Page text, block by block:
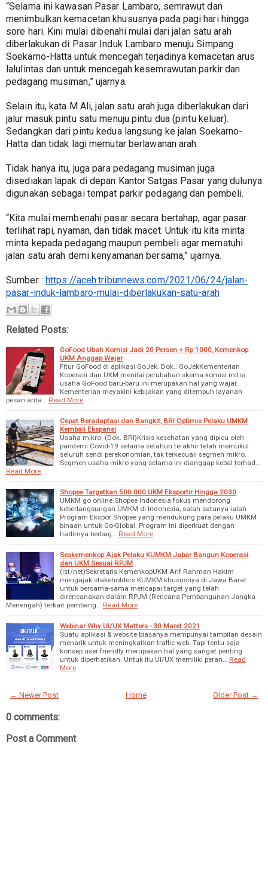
“Selama ini kawasan Pasar Lambaro, semrawut dan
menimbulkan kemacetan khususnya pada pagi hari hingga
sore hari. Kini mulai dibenahi mulai dari jalan satu arah
diberlakukan di Pasar Induk Lambaro menuju Simpang
Soekarno-Hatta untuk mencegah terjadinya kemacetan arus
lalulintas dan untuk mencegah kesemrawutan parkir dan
pedagang musiman,” ujarnya.
Selain itu, kata M Ali, jalan satu arah juga diberlakukan dari
jalur masuk pintu satu menuju pintu dua (pintu keluar).
Sedangkan dari pintu kedua langsung ke jalan Soekarno-
Hatta dan tidak lagi memutar berlawanan arah.
Tidak hanya itu, juga para pedagang musiman juga
disediakan lapak di depan Kantor Satgas Pasar yang dulunya
digunakan sebagai tempat parkir pedagang dan pembeli.
“Kita mulai membenahi pasar secara bertahap, agar pasar
terlihat rapi, nyaman, dan tidak macet. Untuk itu kita minta
minta kepada pedagang maupun pembeli agar mematuhi
jalan satu arah demi kenyamanan bersama,” ujarnya.
Sumber : https://aceh.tribunnews.com/2021/06/24/jalan-
pasar-induk-lambaro-mulai-diberlakukan-satu-arah
Related Posts:
GoFood Ubah Komisi Jadi 20 Persen + Rp 1000, Kemenkop
UKM Anggap Wajar
Fitur GoFood di aplikasi GoJek. Dok.: GoJekKementerian
Koperasi dan UKM menilai perubahan skema komisi mitra
usaha GoFood baru-baru ini merupakan hal yang wajar.
Kementerian meyakini kebijakan yang ditempuh layanan
pesan anta…
Read More
Cepat Beradaptasi dan Bangkit, BRI Optimis Pelaku UMKM
Kembali Ekspansi
Usaha mikro. (Dok. BRI)Krisis kesehatan yang dipicu oleh
pandemi Covid-19 selama setahun terakhir telah memukul
seluruh sendi perekonomian, tak terkecuali segmen mikro.
Segmen usaha mikro yang selama ini dianggap kebal terhad…
Read More
Shopee Targetkan 500.000 UKM Eksportir Hingga 2030
UMKM go online.Shopee Indonesia fokus mendorong
keberlangsungan UMKM di Indonesia, salah satunya ialah
Program Ekspor Shopee yang mendukung para pelaku UMKM
binaan untuk Go-Global. Program ini diperkuat dengan
hadirnya berbag…
Read More
Seskemenkop Ajak Pelaku KUMKM Jabar Bangun Koperasi
dan UKM Sesuai RPJM
(ist/net)Sekretaris KemenkopUKM Arif Rahman Hakim
mengajak stakeholders KUMKM khususnya di Jawa Barat
untuk bersama-sama mencapai target yang telah
direncanakan dalam RPJM (Rencana Pembangunan Jangka
Menengah) terkait pembang…
Read More
Webinar Why UI/UX Matters - 30 Maret 2021
Suatu aplikasi & website biasanya mempunyai tampilan desain
menarik untuk meningkatkan traffic web. Tapi tentu saja
konsep user friendly merupakan hal yang sangat penting
untuk diperhatikan. Untuk itu UI/UX memiliki peran…
Read
More
← Newer Post Older Post →
Home
0 comments:
Post a Comment